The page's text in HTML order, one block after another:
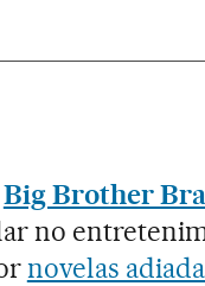
Big Brother
no
novelas